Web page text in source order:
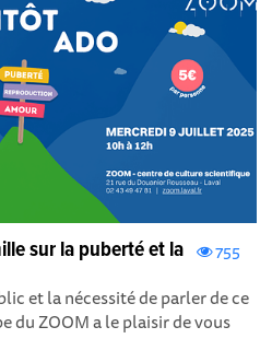
755
sur la puberté et la
et la nécessité de parler de ce
du ZOOM a le plaisir de vous